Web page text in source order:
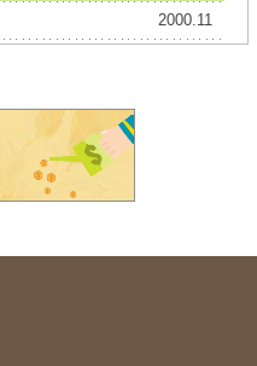
2000.11